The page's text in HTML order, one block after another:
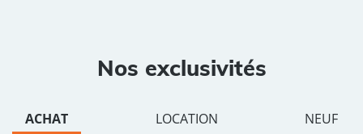
Nos exclusivités
ACHAT LOCATION NEUF